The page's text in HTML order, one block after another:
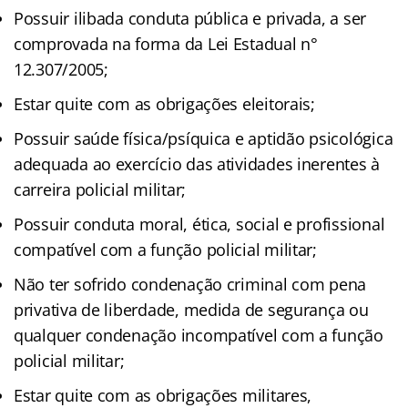
Possuir ilibada conduta pública e privada, a ser
comprovada na forma da Lei Estadual n°
12.307/2005;
Estar quite com as obrigações eleitorais;
Possuir saúde física/psíquica e aptidão psicológica
adequada ao exercício das atividades inerentes à
carreira policial militar;
Possuir conduta moral, ética, social e profissional
compatível com a função policial militar;
Não ter sofrido condenação criminal com pena
privativa de liberdade, medida de segurança ou
qualquer condenação incompatível com a função
policial militar;
Estar quite com as obrigações militares,